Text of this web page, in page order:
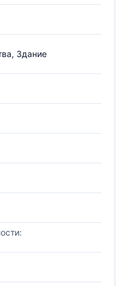
Здание